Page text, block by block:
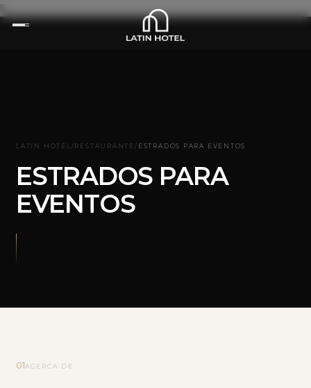
lli
LATIN HOTEL /RESTAURANTE/ ESTRADOS PARA EVENTOS
ESTRADOS PARA
EVENTOS
01ACERCA DE